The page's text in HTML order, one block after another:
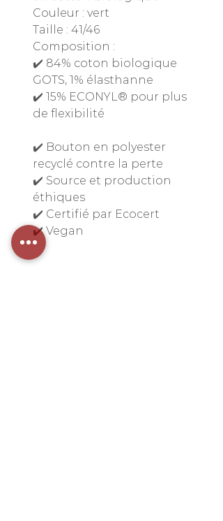
Couleur : vert
Taille : 41/46
Composition :
✔️ 84% coton biologique
GOTS, 1% élasthanne
✔️ 15% ECONYL® pour plus
de flexibilité
✔️ Bouton en polyester
recyclé contre la perte
✔️ Source et production
éthiques
✔️ Certifié par Ecocert
✔️ Vegan